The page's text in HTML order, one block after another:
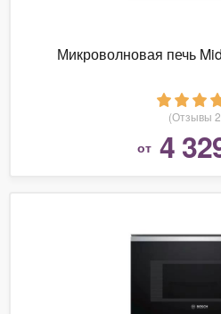
Микроволновая печь
(Отзывы
от 4